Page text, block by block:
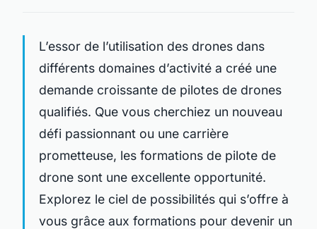
L’essor de l’utilisation des drones dans
différents domaines d’activité a créé une
demande croissante de pilotes de drones
qualifiés. Que vous cherchiez un nouveau
défi passionnant ou une carrière
prometteuse, les formations de pilote de
drone sont une excellente opportunité.
Explorez le ciel de possibilités qui s’offre à
vous grâce aux formations pour devenir un